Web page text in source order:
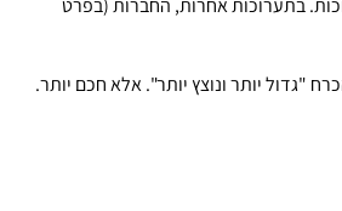
בתערוכות אחרות, החברות (בפרט
"גדול יותר ונוצץ יותר". אלא חכם יותר.